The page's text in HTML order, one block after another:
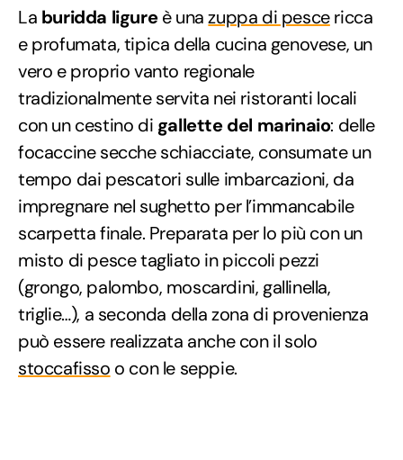
La buridda ligureè unazuppa di pescericca
e profumata, tipica della cucina genovese, un
vero e proprio vanto regionale
tradizionalmente servita nei ristoranti locali
con un cestino di gallette del marinaio: delle
focaccine secche schiacciate, consumate un
tempo dai pescatori sulle imbarcazioni, da
impregnare nel sughetto per l’immancabile
scarpetta finale. Preparata per lo più con un
misto di pesce tagliato in piccoli pezzi
(grongo, palombo, moscardini, gallinella,
triglie…), a seconda della zona di provenienza
può essere realizzata anche con il solo
stoccafisso o con le seppie.